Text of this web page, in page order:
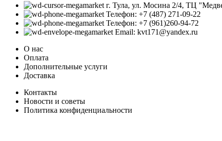
г. Тула, ул. Мосина 2/4, ТЦ
Телефон: +7 (487) 271-09-22
Телефон: +7 (961)260-94-72
Email: kvt171@yandex.ru
О нас
Оплата
Дополнительные услуги
Доставка
Контакты
Новости и советы
Политика конфиденциальности